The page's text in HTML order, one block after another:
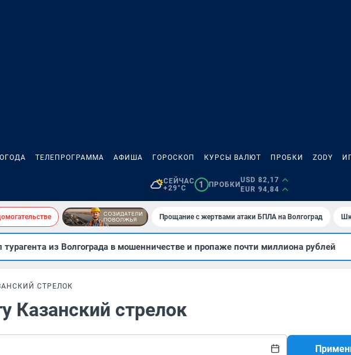
ТЕЛЕПРОГРАММА АФИША ГОРОСКОП КУРСЫ ВАЛЮТ ПРОБКИ ZODY
СЕЙЧАС
+29°C
1 ПРОБКИ
USD 82,17
EUR 94,84
Прощание с жертвами атаки БПЛА на Волгоград
из Волгограда в мошенничестве и пропаже почти миллиона рублей
СТРЕЛОК
Казанский стрелок